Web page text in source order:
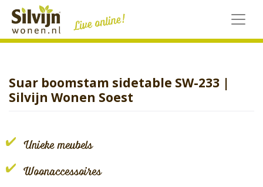
Skip
content
Suar boomstam sidetable SW-233 |
Silvijn Wonen Soest
Unieke meubels
Woonaccessoires